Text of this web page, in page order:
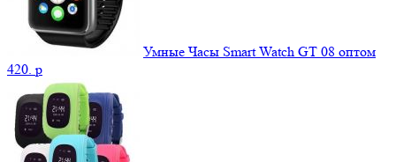
Умные Часы Smart Watch GT 08 оптом
420. p